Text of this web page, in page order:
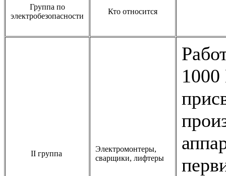
Группа по
электробезопасности
Кто относится
II группа
Электромонтеры,
сварщики, лифтеры